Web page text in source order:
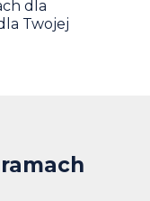
dla
Twojej